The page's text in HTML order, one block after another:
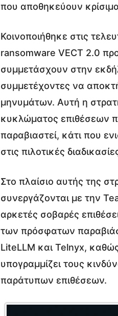
που αποθηκεύουν
Κοινοποιήθηκε στις
ransomware VECT 2.0
συμμετάσχουν στην
συμμετέχοντες να
μηνυμάτων. Αυτή η
κυκλώματος επιθέσεων
παραβιαστεί, κάτι που
στις πιλοτικές
Στο πλαίσιο αυτής της
συνεργάζονται με την
αρκετές σοβαρές
των πρόσφατων
LiteLLM και Telnyx,
υπογραμμίζει τους
παράτυπων επιθέσεων.